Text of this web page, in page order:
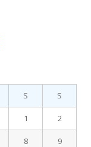
S S
1 2
8 9